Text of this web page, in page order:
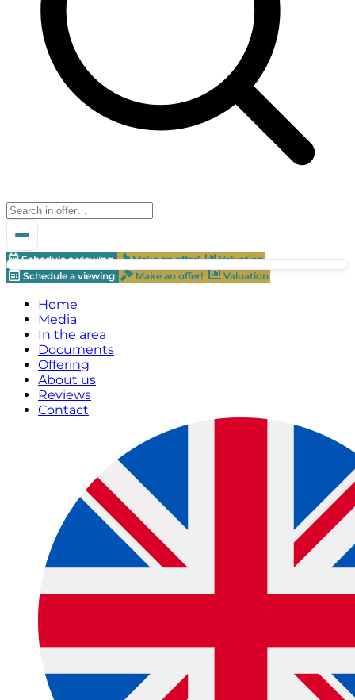
Schedule a viewing Make an offer!
Valuation
Schedule a viewing
Make an offer! Valuation
Home
Media
In the area
Documents
Offering
About us
Reviews
Contact